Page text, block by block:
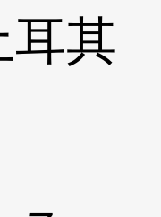
耳其